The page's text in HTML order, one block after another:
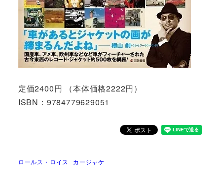
定価2400円 （本体価格2222円）
ISBN：9784779629051
ロールス・ロイス カージャケ